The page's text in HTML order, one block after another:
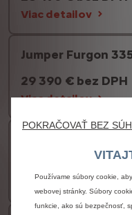
Viac detailov
Jumper Furgon
29 390 € bez DPH
Viac detailov
Viac detailov
POKRAČOVAŤ BEZ
Používame súbory cookie,
webovej stránky. Súbory
funkcie, ako sú bezpečnosť,